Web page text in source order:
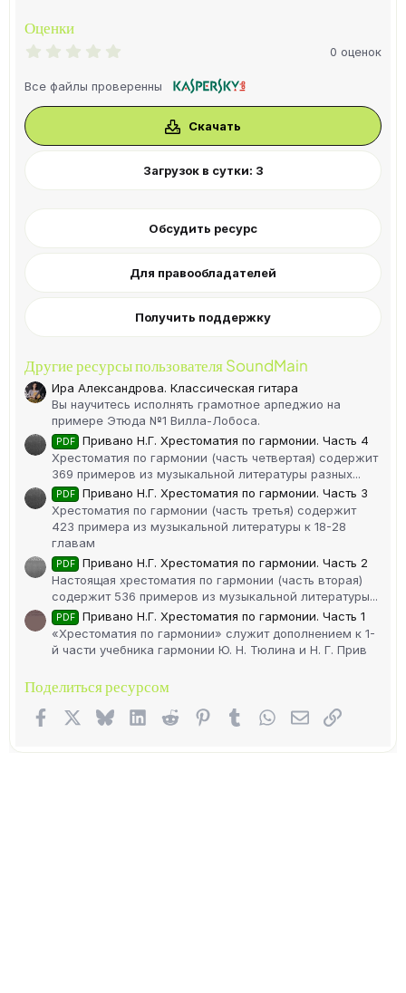
Оценки
0
з
з
0 оценок
Все файлы проверенны
Скачать
Загрузок в сутки: 3
Обсудить ресурс
Для правообладателей
Получить поддержку
Другие ресурсы пользователя SoundMain
Ира Александрова. Классическая гитара
Вы научитесь исполнять грамотное арпеджио на
примере Этюда №1 Вилла-Лобоса.
PDF
Привано Н.Г. Хрестоматия по гармонии. Часть 4
Хрестоматия по гармонии (часть четвертая) содержит
369 примеров из музыкальной литературы разных...
PDF
Привано Н.Г. Хрестоматия по гармонии. Часть 3
Хрестоматия по гармонии (часть третья) содержит
423 примера из музыкальной литературы к 18-28
главам
PDF
Привано Н.Г. Хрестоматия по гармонии. Часть 2
Настоящая хрестоматия по гармонии (часть вторая)
содержит 536 примеров из музыкальной литературы...
PDF
Привано Н.Г. Хрестоматия по гармонии. Часть 1
«Хрестоматия по гармонии» служит дополнением к 1-
й части учебника гармонии Ю. Н. Тюлина и Н. Г. Прив
Поделиться ресурсом
FacebookX (Twitter)
BlueskyLinkedIn
Reddit Pinterest
Tumblr WhatsApp
Электронная
Ссылка